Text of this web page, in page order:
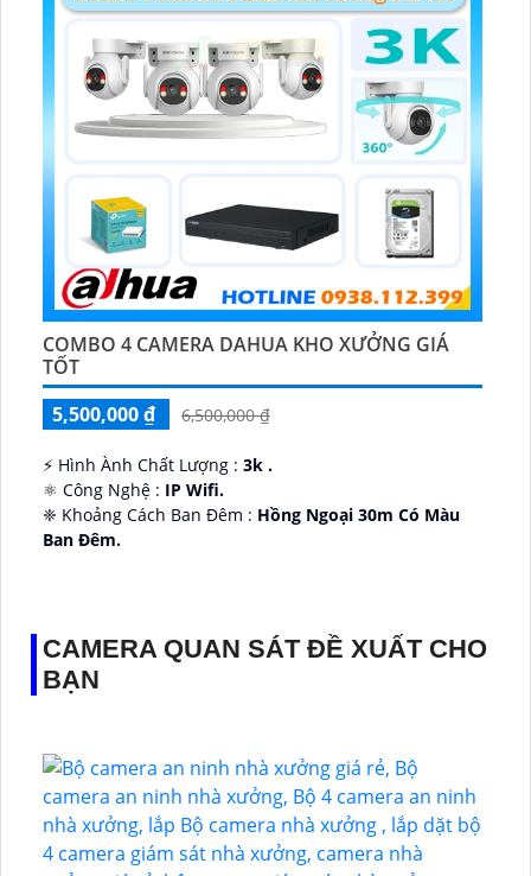
COMBO 4 CAMERA DAHUA KHO XƯỞNG GIÁ
TỐT
5,500,000 ₫
6,500,000 ₫
️⚡ Hình Ành Chất Lượng : 3k .
⚛️ Công Nghệ : IP Wifi.
❈ Khoảng Cách Ban Đêm : Hồng Ngoại 30m Có Màu
Ban Ðêm.
CAMERA QUAN SÁT ĐỀ XUẤT CHO
BẠN